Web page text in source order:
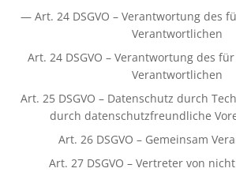
— Art. 24 DSGVO – Verantwortung des
Verantwortlichen
Art. 24 DSGVO – Verantwortung des
Verantwortlichen
Art. 25 DSGVO – Datenschutz durch
durch datenschutzfreundliche
Art. 26 DSGVO – Gemeinsam
Art. 27 DSGVO – Vertreter von